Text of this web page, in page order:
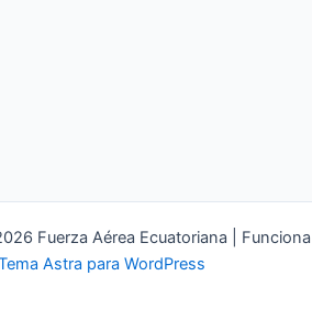
Fuerza Aérea Ecuatoriana | Funciona
Astra para WordPress